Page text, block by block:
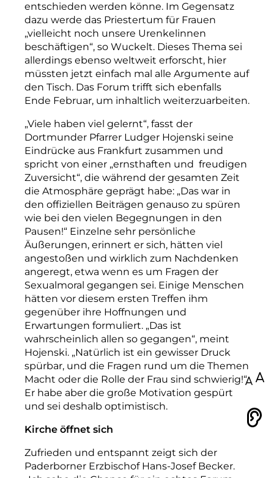
entschieden werden könne. Im Gegensatz
dazu werde das Priestertum für Frauen
„vielleicht noch unsere Urenkelinnen
beschäftigen“, so Wuckelt. Dieses Thema sei
allerdings ebenso weltweit erforscht, hier
müssten jetzt einfach mal alle Argumente auf
den Tisch. Das Forum trifft sich ebenfalls
Ende Februar, um inhaltlich weiterzuarbeiten.
„Viele haben viel gelernt“, fasst der
Dortmunder Pfarrer Ludger Hojenski seine
Eindrücke aus Frankfurt zusammen und
spricht von einer „ernsthaften und freudigen
Zuversicht“, die während der gesamten Zeit
die Atmosphäre geprägt habe: „Das war in
den offiziellen Beiträgen genauso zu spüren
wie bei den vielen Begegnungen in den
Pausen!“ Einzelne sehr persönliche
Äußerungen, erinnert er sich, hätten viel
angestoßen und wirklich zum Nachdenken
angeregt, etwa wenn es um Fragen der
Sexualmoral gegangen sei. Einige Menschen
hätten vor diesem ersten Treffen ihm
gegenüber ihre Hoffnungen und
Erwartungen formuliert. „Das ist
wahrscheinlich allen so gegangen“, meint
Hojenski. „Natürlich ist ein gewisser Druck
spürbar, und die Fragen rund um die Themen
Macht oder die Rolle der Frau sind schwierig!“
Er habe aber die große Motivation gespürt
und sei deshalb optimistisch.
Kirche öffnet sich
Zufrieden und entspannt zeigt sich der
Paderborner Erzbischof Hans-Josef Becker.
100